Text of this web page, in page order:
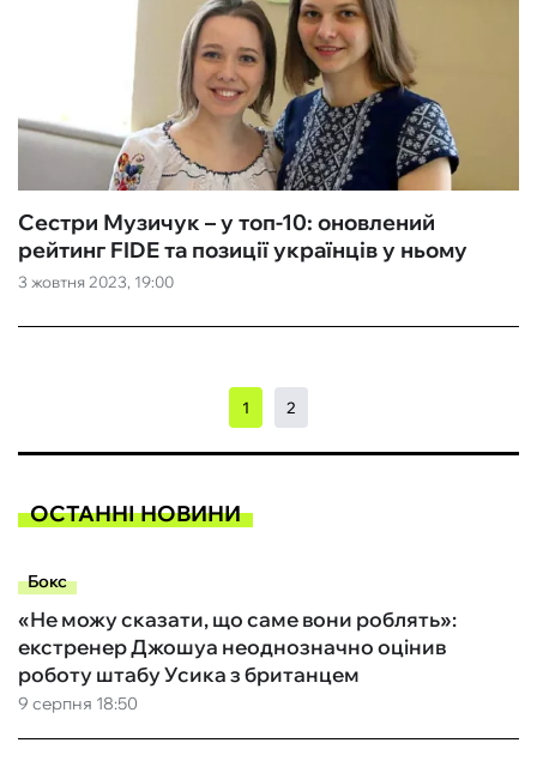
3 жовтня 2023, 19:00
Сестри Музичук – у топ-10: оновлений
рейтинг FIDE та позиції українців у ньому
1 2
ОСТАННІ НОВИНИ
Бокс
9 серпня 18:50
«Не можу сказати, що саме вони роблять»:
екстренер Джошуа неоднозначно оцінив
роботу штабу Усика з британцем